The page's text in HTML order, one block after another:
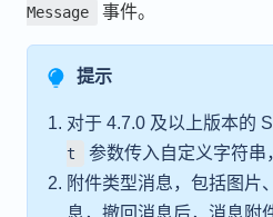
Message
事件。
提示
对于 4.7.0 及以上版本的
t
参数传入自定义字符串
附件类型消息，包括图片